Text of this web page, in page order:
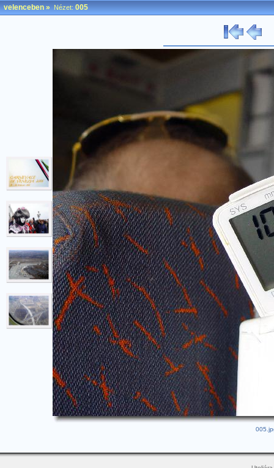
velenceben»Nézet:005